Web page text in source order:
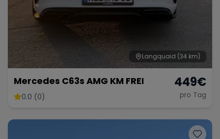
Bentley Rolls Royce
Bugatti Lotus Maserati
Langquaid (34 km)
Mercedes C63s AMG KM FREI
0.0 (0)
449€
pro Tag